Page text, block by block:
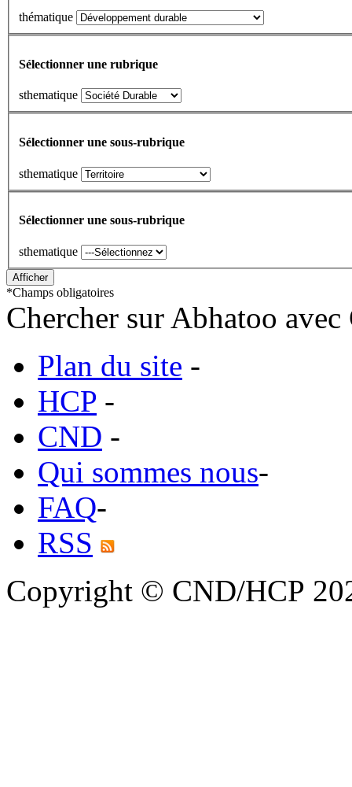
thématique
Sélectionner une rubrique
sthematique
Sélectionner une sous-rubrique
sthematique
Sélectionner une sous-rubrique
sthematique
*Champs obligatoires
Chercher sur Abhatoo
Plan du site -
HCP -
CND -
Qui sommes nous-
FAQ-
RSS
Copyright © CND/HCP